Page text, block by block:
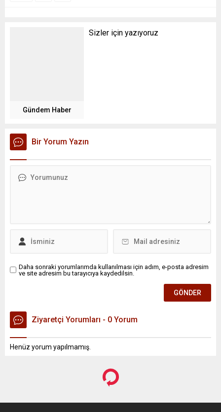
Gündem Haber
Sizler için yazıyoruz
Bir Yorum Yazın
Daha sonraki yorumlarımda kullanılması için adım, e-posta adresim
ve site adresim bu tarayıcıya kaydedilsin.
Ziyaretçi Yorumları - 0 Yorum
Henüz yorum yapılmamış.